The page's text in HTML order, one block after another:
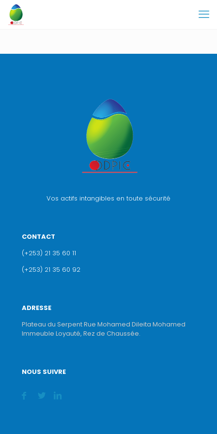
Vos actifs intangibles en toute sécurité
CONTACT
(+253) 21 35 60 11
(+253) 21 35 60 92
ADRESSE
Plateau du Serpent Rue Mohamed Dileita Mohamed
Immeuble Loyauté, Rez de Chaussée.
NOUS SUIVRE